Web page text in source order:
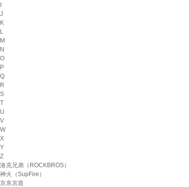
J
K
L
M
N
O
P
Q
R
S
T
U
V
W
X
Y
Z
洛克兄弟（ROCKBROS）
神火（SupFire）
京东京造